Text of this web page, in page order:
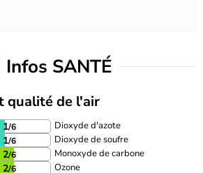
Infos SANTÉ
qualité de l'air
1/6 Dioxyde d'azote
1/6 Dioxyde de soufre
2/6 Monoxyde de carbone
2/6 Ozone